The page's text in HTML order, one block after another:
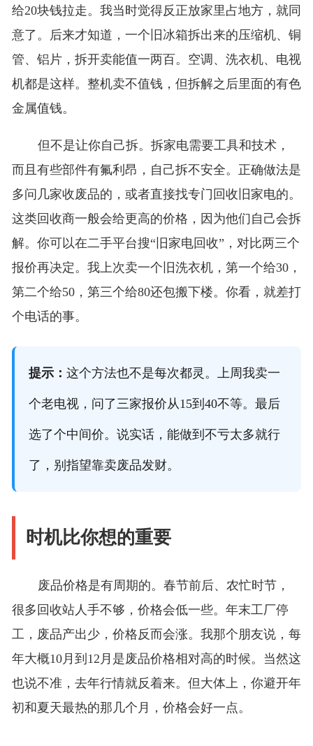
给20块钱拉走。我当时觉得反正放家里占地方，就同
意了。后来才知道，一个旧冰箱拆出来的压缩机、铜
管、铝片，拆开卖能值一两百。空调、洗衣机、电视
机都是这样。整机卖不值钱，但拆解之后里面的有色
金属值钱。
但不是让你自己拆。拆家电需要工具和技术，
而且有些部件有氟利昂，自己拆不安全。正确做法是
多问几家收废品的，或者直接找专门回收旧家电的。
这类回收商一般会给更高的价格，因为他们自己会拆
解。你可以在二手平台搜“旧家电回收”，对比两三个
报价再决定。我上次卖一个旧洗衣机，第一个给30，
第二个给50，第三个给80还包搬下楼。你看，就差打
个电话的事。
提示： 这个方法也不是每次都灵。上周我卖一
个老电视，问了三家报价从15到40不等。最后
选了个中间价。说实话，能做到不亏太多就行
了，别指望靠卖废品发财。
时机比你想的重要
废品价格是有周期的。春节前后、农忙时节，
很多回收站人手不够，价格会低一些。年末工厂停
工，废品产出少，价格反而会涨。我那个朋友说，每
年大概10月到12月是废品价格相对高的时候。当然这
也说不准，去年行情就反着来。但大体上，你避开年
初和夏天最热的那几个月，价格会好一点。